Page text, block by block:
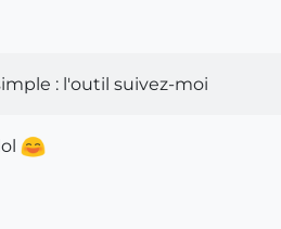
: l'outil suivez-moi